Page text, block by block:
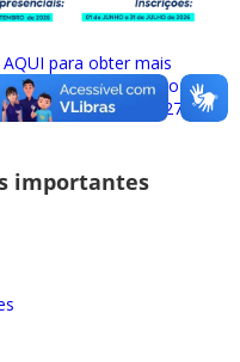
AQUI para obter mais
sobre o Processo
para ingresso em 2027
importantes